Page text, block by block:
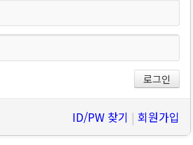
ID/PW 찾기 | 회원가입